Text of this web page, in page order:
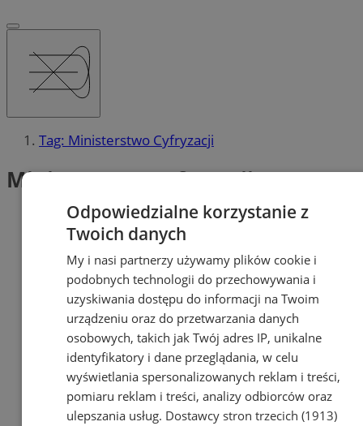
Tag: Ministerstwo Cyfryzacji
Ministerstwo Cyfryzacji (2)
Odpowiedzialne korzystanie z
Twoich danych
My i nasi partnerzy używamy plików cookie i
podobnych technologii do przechowywania i
uzyskiwania dostępu do informacji na Twoim
urządzeniu oraz do przetwarzania danych
osobowych, takich jak Twój adres IP, unikalne
identyfikatory i dane przeglądania, w celu
wyświetlania spersonalizowanych reklam i treści,
pomiaru reklam i treści, analizy odbiorców oraz
ulepszania usług. Dostawcy stron trzecich (1913)